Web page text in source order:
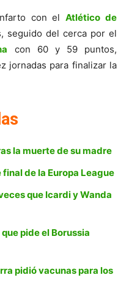
con elAtlético de
seguido del cerca por el
con 60 y 59 puntos,
jornadas para finalizar la
la muerte de su madre
de la Europa League
que Icardi y Wanda
pide el Borussia
pidió vacunas para los